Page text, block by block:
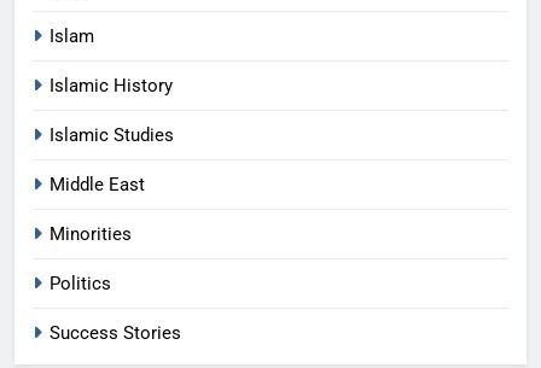
Islam
Islamic History
Islamic Studies
Middle East
Minorities
Politics
Success Stories